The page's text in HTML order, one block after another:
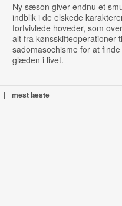
Ny sæson giver endnu et
indblik i de elskede
fortvivlede hoveder, som
alt fra kønsskifteoperationer
sadomasochisme for at finde
glæden i livet.
| mest læste